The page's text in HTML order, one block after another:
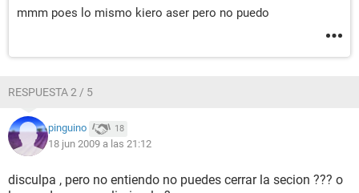
mmm poes lo mismo kiero aser pero no puedo
RESPUESTA 2 / 5
pinguino 18
18 jun 2009 a las 21:12
disculpa , pero no entiendo no puedes cerrar la secion ??? o